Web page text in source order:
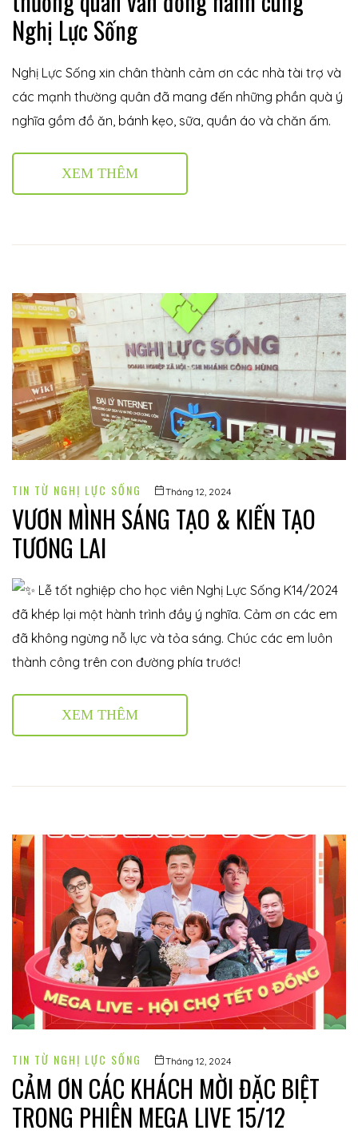
Nghị Lực Sống
Nghị Lực Sống xin chân thành cảm ơn các nhà tài trợ và
các mạnh thường quân đã mang đến những phần quà ý
nghĩa gồm đồ ăn, bánh kẹo, sữa, quần áo và chăn ấm.
XEM THÊM
TIN TỪ NGHỊ LỰC SỐNG Tháng 12, 2024
VƯƠN MÌNH SÁNG TẠO & KIẾN TẠO
TƯƠNG LAI
Lễ tốt nghiệp cho học viên Nghị Lực Sống K14/2024
đã khép lại một hành trình đầy ý nghĩa. Cảm ơn các em
đã không ngừng nỗ lực và tỏa sáng. Chúc các em luôn
thành công trên con đường phía trước!
XEM THÊM
TIN TỪ NGHỊ LỰC SỐNG Tháng 12, 2024
CẢM ƠN CÁC KHÁCH MỜI ĐẶC BIỆT
TRONG PHIÊN MEGA LIVE 15/12